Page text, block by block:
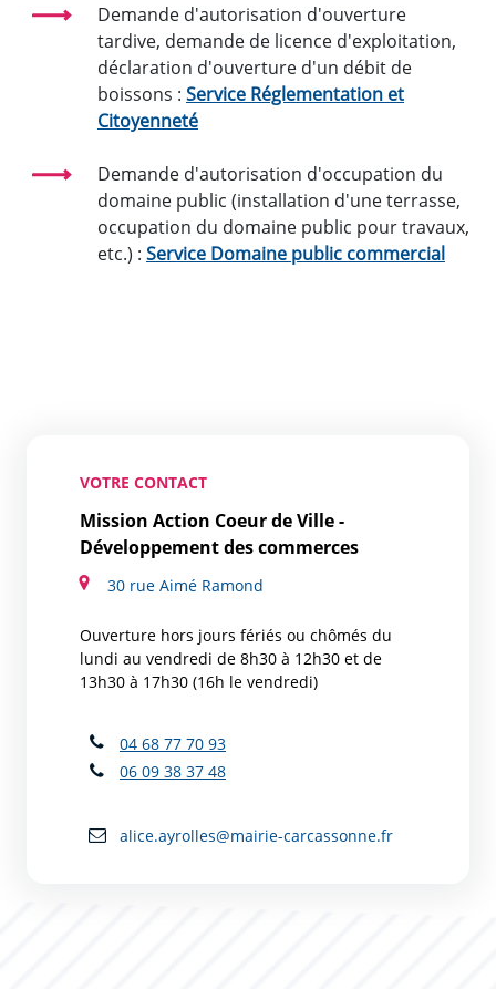
Demande d'autorisation d'ouverture
tardive, demande de licence d'exploitation,
déclaration d'ouverture d'un débit de
boissons : Service Réglementation et
Citoyenneté
Demande d'autorisation d'occupation du
domaine public (installation d'une terrasse,
occupation du domaine public pour travaux,
etc.) : Service Domaine public commercial
VOTRE CONTACT
Mission Action Coeur de Ville -
Développement des commerces
30 rue Aimé Ramond
Ouverture hors jours fériés ou chômés du
lundi au vendredi de 8h30 à 12h30 et de
13h30 à 17h30 (16h le vendredi)
04 68 77 70 93
06 09 38 37 48
alice.ayrolles@mairie-carcassonne.fr